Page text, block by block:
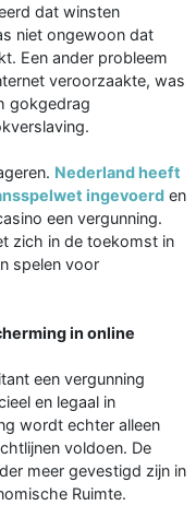
dat winsten
niet ongewoon dat
Een ander probleem
veroorzaakte, was
gokgedrag
Nederland heeft
ingevoerd en
een vergunning.
zich in de toekomst in
spelen voor
in online
een vergunning
en legaal in
wordt echter alleen
voldoen. De
meer gevestigd zijn in
Ruimte.